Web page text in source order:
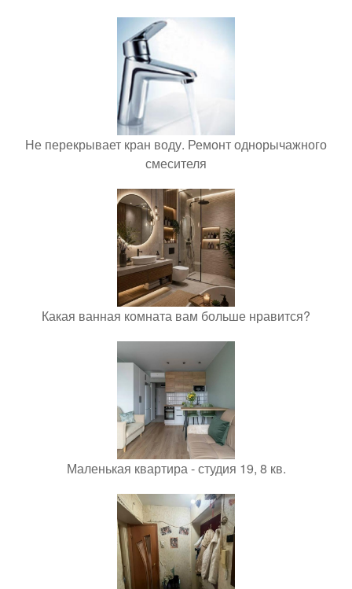
Не перекрывает кран воду. Ремонт однорычажного
смесителя
Какая ванная комната вам больше нравится?
Маленькая квартира - студия 19, 8 кв.